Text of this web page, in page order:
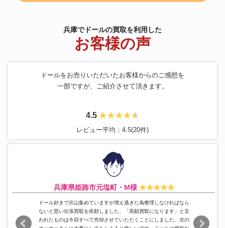
兵庫でドールの買取を利用した
お客様の声
ドールをお売りいただいたお客様からのご感想を
一部ですが、ご紹介させて頂きます。
4.5
レビュー平均：4.5(20件)
兵庫県姫路市元塩町・M様
ドール好きで沢山集めていますが増え過ぎた為整理しなければなら
ないと思い出張買取を依頼しました。「高額買取になります」と言
われたものは今回すべて売却させていただくことにしました。次の